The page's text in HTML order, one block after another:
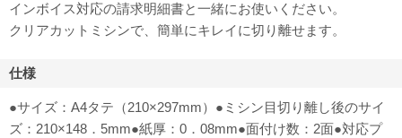
インボイス対応の請求明細書と一緒にお使いください。
クリアカットミシンで、簡単にキレイに切り離せます。
仕様
●サイズ：A4タテ（210×297mm）●ミシン目切り離し後のサイ
ズ：210×148．5mm●紙厚：0．08mm●面付け数：2面●対応プ